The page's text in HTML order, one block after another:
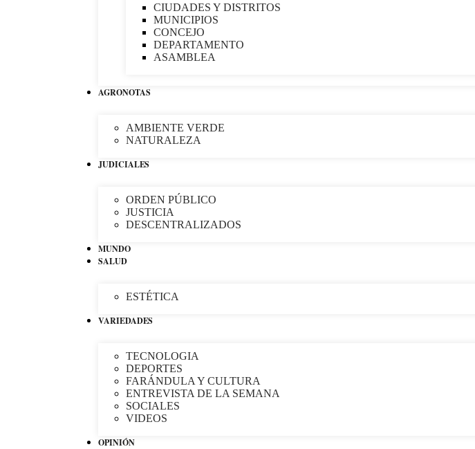
CIUDADES Y DISTRITOS
MUNICIPIOS
CONCEJO
DEPARTAMENTO
ASAMBLEA
AGRONOTAS
AMBIENTE VERDE
NATURALEZA
JUDICIALES
ORDEN PÚBLICO
JUSTICIA
DESCENTRALIZADOS
MUNDO
SALUD
ESTÉTICA
VARIEDADES
TECNOLOGIA
DEPORTES
FARÁNDULA Y CULTURA
ENTREVISTA DE LA SEMANA
SOCIALES
VIDEOS
OPINIÓN